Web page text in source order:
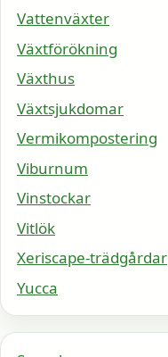
Vattenväxter
Växtförökning
Växthus
Växtsjukdomar
Vermikompostering
Viburnum
Vinstockar
Vitlök
Xeriscape-trädgårdar
Yucca